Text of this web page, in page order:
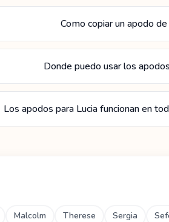
Como copiar un apodo de
Donde puedo usar los
Los apodos para Lucia funcionan en
Malcolm Therese Sergia